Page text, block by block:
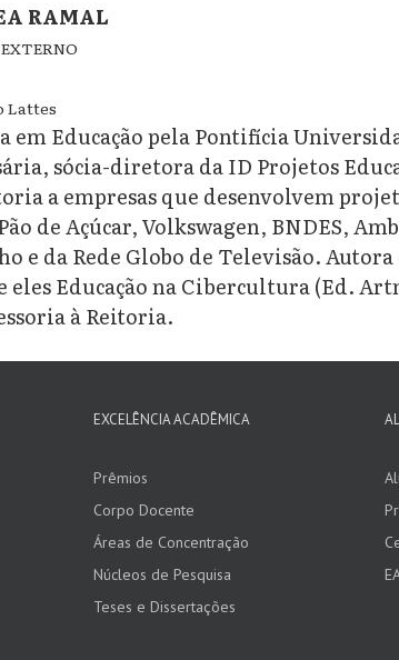
RAMAL
Lattes
em Educação pela Pontifícia
sócia-diretora da ID Projetos
a empresas que desenvolvem
de Açúcar, Volkswagen, BNDES,
e da Rede Globo de Televisão.
Educação na Cibercultura (Ed.
à Reitoria.
EXCELÊNCIA ACADÊMICA
Prêmios
Corpo Docente
Áreas de Concentração
Núcleos de Pesquisa
Teses e Dissertações